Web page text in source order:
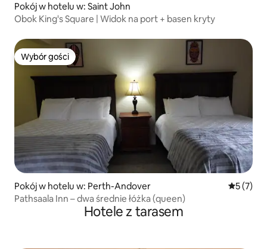
Pokój w hotelu w: Saint John
Obok King's Square | Widok na port + basen kryty
Wybór gości
Wybór gości
Pokój w hotelu w: Perth-Andover Średnia
5 (7)
Pathsaala Inn – dwa średnie łóżka (queen)
Hotele z tarasem